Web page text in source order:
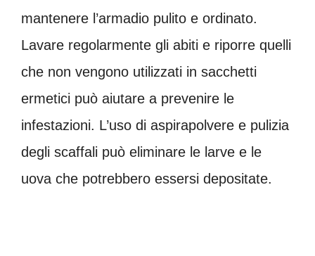
mantenere l’armadio pulito e ordinato.
Lavare regolarmente gli abiti e riporre quelli
che non vengono utilizzati in sacchetti
ermetici può aiutare a prevenire le
infestazioni. L’uso di aspirapolvere e pulizia
degli scaffali può eliminare le larve e le
uova che potrebbero essersi depositate.